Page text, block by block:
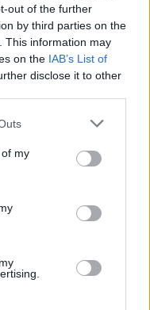
out of the further
by third parties on the
This information may
on the IAB’s List of
disclose it to other
my